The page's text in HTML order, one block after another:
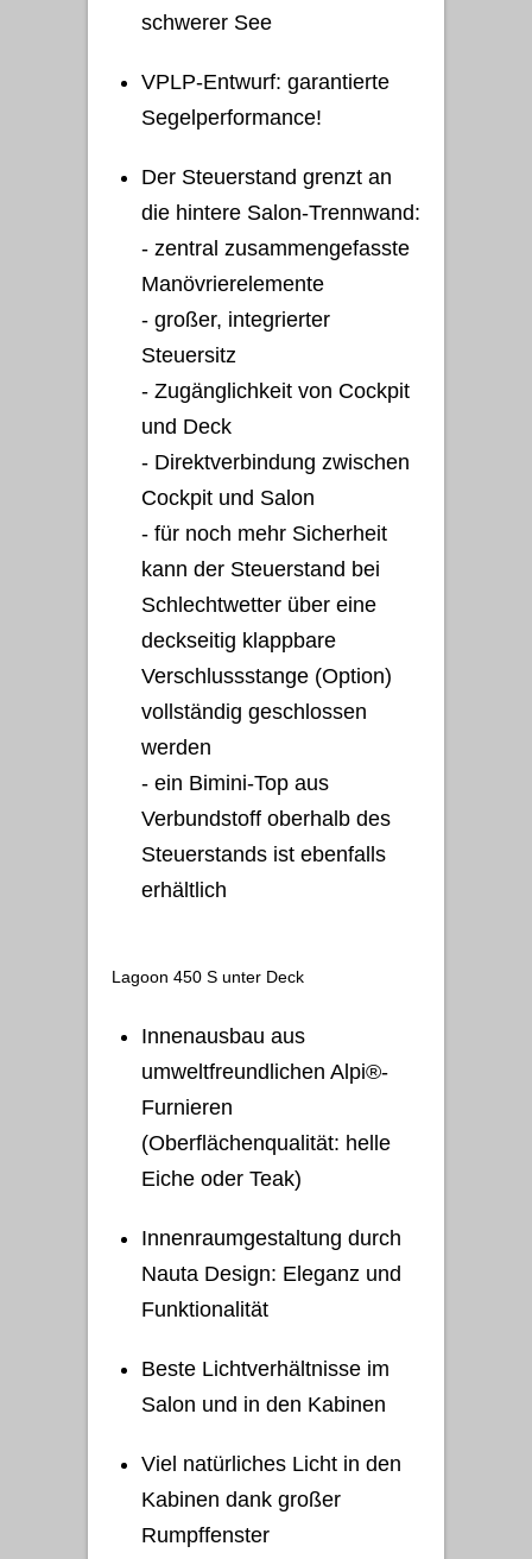
schwerer See
VPLP-Entwurf: garantierte
Segelperformance!
Der Steuerstand grenzt an
die hintere Salon-Trennwand:
- zentral zusammengefasste
Manövrierelemente
- großer, integrierter
Steuersitz
- Zugänglichkeit von Cockpit
und Deck
- Direktverbindung zwischen
Cockpit und Salon
- für noch mehr Sicherheit
kann der Steuerstand bei
Schlechtwetter über eine
deckseitig klappbare
Verschlussstange (Option)
vollständig geschlossen
werden
- ein Bimini-Top aus
Verbundstoff oberhalb des
Steuerstands ist ebenfalls
erhältlich
Lagoon 450 S unter Deck
Innenausbau aus
umweltfreundlichen Alpi®-
Furnieren
(Oberflächenqualität: helle
Eiche oder Teak)
Innenraumgestaltung durch
Nauta Design: Eleganz und
Funktionalität
Beste Lichtverhältnisse im
Salon und in den Kabinen
Viel natürliches Licht in den
Kabinen dank großer
Rumpffenster